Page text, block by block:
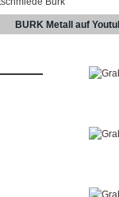
BURK Metall auf